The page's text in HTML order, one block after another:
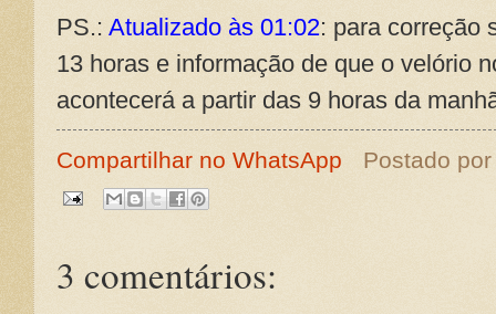
PS.: Atualizado às 01:02: para correção
13 horas e informação de que o velório
acontecerá a partir das 9 horas da
Compartilhar no WhatsApp Postado
3 comentários: